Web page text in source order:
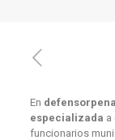
En
especializada a
funcionarios